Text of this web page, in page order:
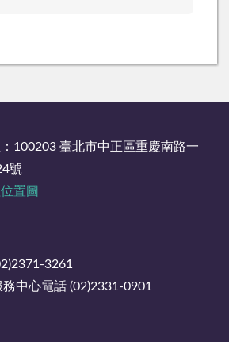
100203 臺北市中正區重慶南路一
號
置圖
3261
中心電話 (02)2331-0901